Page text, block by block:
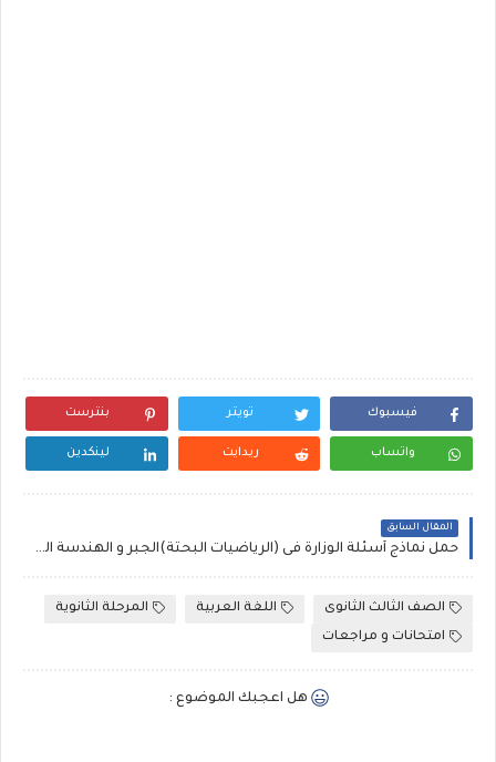
فيسبوك تويتر بنترست
واتساب ريدايت لينكدين
المقال السابق
حمل نماذج أسئلة الوزارة فى (الرياضيات البحتة)الجبر و الهندسة الفراغية للثانوية العامة
الصف الثالث الثانوى اللغة العربية
المرحلة الثانوية
امتحانات و مراجعات
هل اعجبك الموضوع :